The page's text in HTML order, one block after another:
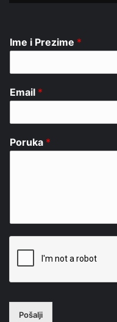
Ime i Prezime *
Email *
Poruka *
Pošalji